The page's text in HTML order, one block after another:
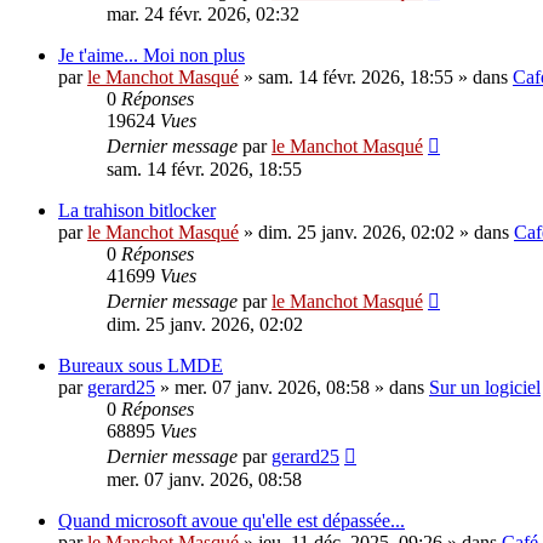
mar. 24 févr. 2026, 02:32
Je t'aime... Moi non plus
parle Manchot Masqué » sam. 14 févr. 2026, 18:55 » dans
0 Réponses
19624 Vues
Dernier message parle Manchot Masqué
sam. 14 févr. 2026, 18:55
La trahison bitlocker
parle Manchot Masqué » dim. 25 janv. 2026, 02:02 » dans
0 Réponses
41699 Vues
Dernier message parle Manchot Masqué
dim. 25 janv. 2026, 02:02
Bureaux sous LMDE
par gerard25 » mer. 07 janv. 2026, 08:58 » dans Sur un logiciel
0 Réponses
68895 Vues
Dernier message par gerard25
mer. 07 janv. 2026, 08:58
Quand microsoft avoue qu'elle est dépassée...